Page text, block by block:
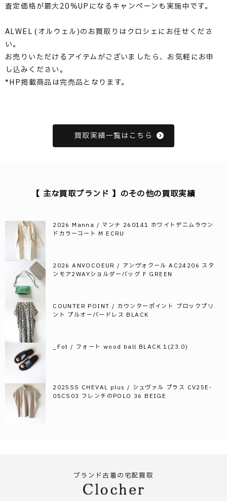
査定価格が最大20%UPになるキャンペーンも実施中です。
ALWEL (オルウェル)のお買取りはクロシェにお任せくださ
い。
お売りいただけるアイテムがございましたら、お気軽にお申
し込みください。
*HP掲載商品は完売品となります。
買取実績一覧はこちら
【 主な買取ブランド 】のその他の買取実績
2026 Manna / マンナ 260141 ホワイトデニムラウン
ドカラーコート M ECRU
2026 ANVOCOEUR / アンヴォクール AC24206 スタ
ンモア2WAYショルダーバッグ F GREEN
COUNTER POINT / カウンターポイント ブロックプリ
ント プルオーバードレス BLACK
_Fot / フォート wood ball BLACK 1(23.0)
2025SS CHEVAL plus / シュヴァル プラス CV25E-
05CS03 フレンチのPOLO 36 BEIGE
ブランド古着の宅配買取